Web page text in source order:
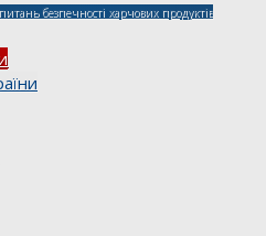
безпечності харчових продуктів